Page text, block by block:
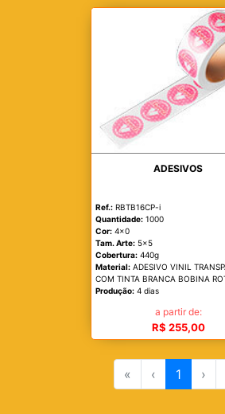
ADESIVOS
Ref.: RBTB16CP-i
Quantidade: 1000
Cor: 4x0
Tam. Arte: 5x5
Cobertura: 440g
Material: ADESIVO VINIL
COM TINTA BRANCA BOBINA
Produção: 4 dias
a partir de:
R$ 255,00
« ‹ 1 ›